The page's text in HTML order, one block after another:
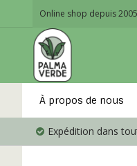
Online shop depuis 2005
À propos de nous
Expédition dans